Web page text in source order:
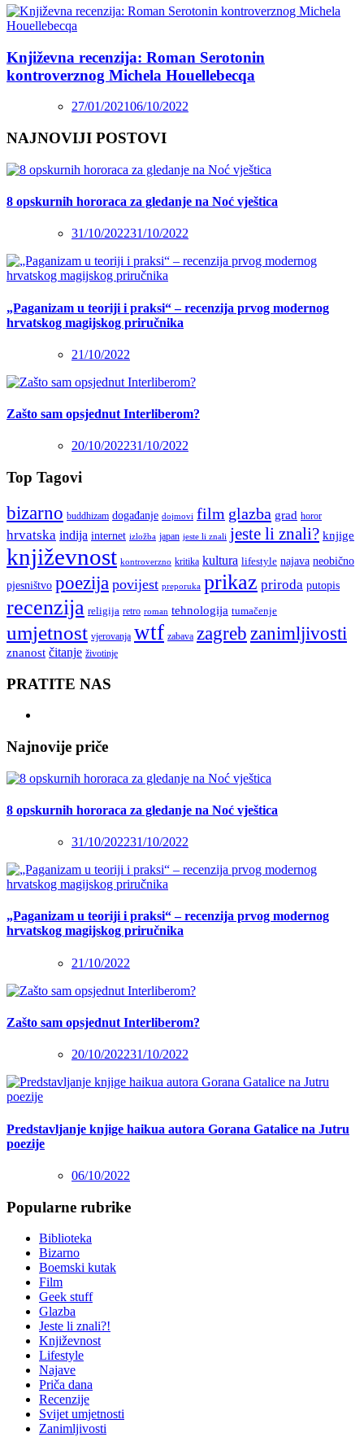
Književna recenzija: Roman Serotonin
kontroverznog Michela Houellebecqa
27/01/202106/10/2022
NAJNOVIJI POSTOVI
8 opskurnih hororaca za gledanje na Noć vještica
31/10/202231/10/2022
„Paganizam u teoriji i praksi“ – recenzija prvog modernog
hrvatskog magijskog priručnika
21/10/2022
Zašto sam opsjednut Interliberom?
20/10/202231/10/2022
Top Tagovi
bizarno buddhizam događanje dojmovi film glazba grad horor
hrvatska indija internet izložba japan jeste li znali jeste li znali? knjige
književnost kontroverzno kritika kultura lifestyle najava neobično
pjesništvo poezija povijest preporuka prikaz priroda putopis
recenzija religija retro roman tehnologija tumačenje
umjetnost vjerovanja wtf zabava zagreb zanimljivosti
znanost čitanje životinje
PRATITE NAS
Najnovije priče
8 opskurnih hororaca za gledanje na Noć vještica
31/10/202231/10/2022
„Paganizam u teoriji i praksi“ – recenzija prvog modernog
hrvatskog magijskog priručnika
21/10/2022
Zašto sam opsjednut Interliberom?
20/10/202231/10/2022
Predstavljanje knjige haikua autora Gorana Gatalice na Jutru
poezije
06/10/2022
Popularne rubrike
Biblioteka
Bizarno
Boemski kutak
Film
Geek stuff
Glazba
Jeste li znali?!
Književnost
Lifestyle
Najave
Priča dana
Recenzije
Svijet umjetnosti
Zanimljivosti